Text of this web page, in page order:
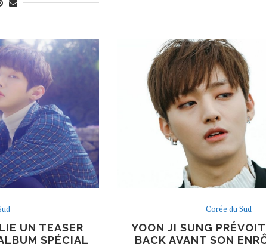
UN TEASER
SPÉCIAL
Corée du Sud
YOON JI SUNG
BACK AVANT SON